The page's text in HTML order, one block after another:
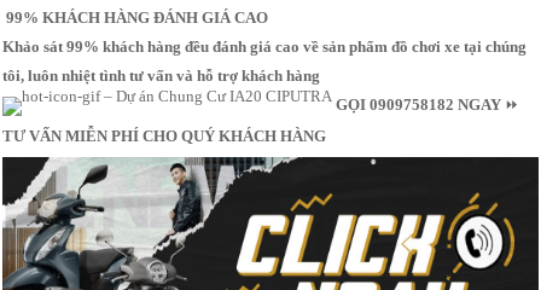
99% KHÁCH HÀNG ĐÁNH GIÁ CAO
Khảo sát 99% khách hàng đều đánh giá cao về sản phẩm đồ chơi xe tại chúng
tôi, luôn nhiệt tình tư vấn và hỗ trợ khách hàng
GỌI 0909758182 NGAY ⏩
TƯ VẤN MIỄN PHÍ CHO QUÝ KHÁCH HÀNG